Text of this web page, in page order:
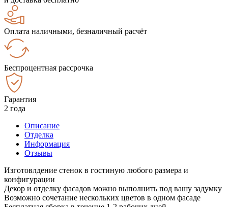
Оплата наличными, безналичный расчёт
Беспроцентная рассрочка
Гарантия
2 года
Описание
Отделка
Информация
Отзывы
Изготовлдение стенок в гостиную любого размера и
конфигурации
Декор и отделку фасадов можно выполнить под вашу задумку
Возможно сочетание нескольких цветов в одном фасаде